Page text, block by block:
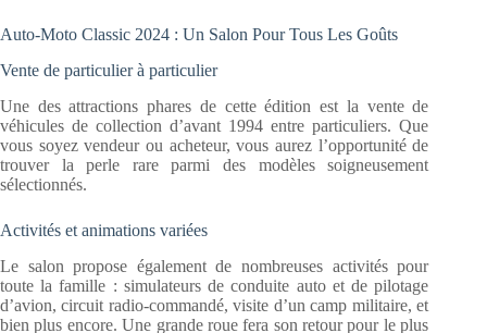
Auto-Moto Classic 2024 : Un Salon Pour Tous Les Goûts
Vente de particulier à particulier
Une des attractions phares de cette édition est la vente de
véhicules de collection d’avant 1994 entre particuliers. Que
vous soyez vendeur ou acheteur, vous aurez l’opportunité de
trouver la perle rare parmi des modèles soigneusement
sélectionnés.
Activités et animations variées
Le salon propose également de nombreuses activités pour
toute la famille : simulateurs de conduite auto et de pilotage
d’avion, circuit radio-commandé, visite d’un camp militaire, et
bien plus encore. Une grande roue fera son retour pour le plus